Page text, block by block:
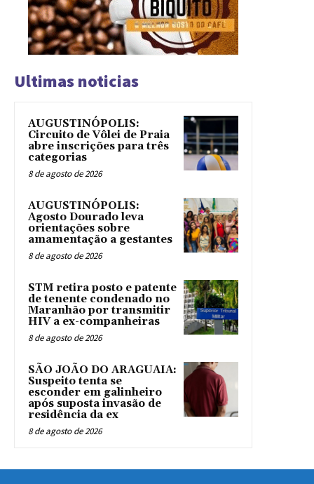
Ultimas noticias
AUGUSTINÓPOLIS:
Circuito de Vôlei de Praia
abre inscrições para três
categorias
8 de agosto de 2026
AUGUSTINÓPOLIS:
Agosto Dourado leva
orientações sobre
amamentação a gestantes
8 de agosto de 2026
STM retira posto e patente
de tenente condenado no
Maranhão por transmitir
HIV a ex-companheiras
8 de agosto de 2026
SÃO JOÃO DO ARAGUAIA:
Suspeito tenta se
esconder em galinheiro
após suposta invasão de
residência da ex
8 de agosto de 2026